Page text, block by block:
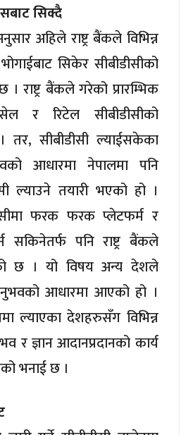
सिक्दै
अहिले राष्ट्र बैंकले विभिन्न
सिकेर सीबीडीसीको
। राष्ट्र बैंकले गरेको प्रारम्भिक
र रिटेल सीबीडीसीको
तर, सीबीडीसी ल्याईसकेका
आधारमा नेपालमा पनि
ल्याउने तयारी भएको हो ।
फरक फरक प्लेटफर्म र
सकिनेतर्फ पनि राष्ट्र बैंकले
छ । यो विषय अन्य देशले
आधारमा आएको हो ।
ल्याएका देशहरुसँग विभिन्न
ज्ञान आदानप्रदानको कार्य
भनाई छ ।